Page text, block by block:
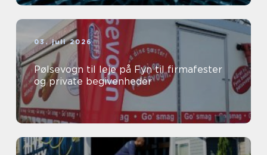
03. juli 2026
Pølsevogn til leje på Fyn til firmafester
og private begivenheder